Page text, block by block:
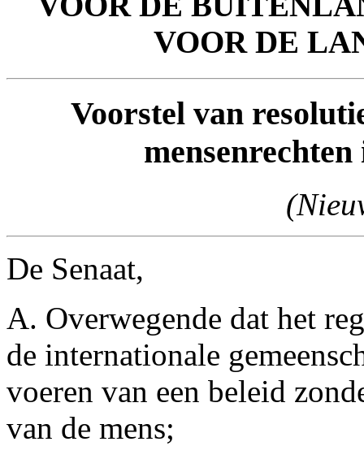
VOOR DE
Voorstel van
De Senaat,
A. Overwegende dat het
de internationale
voeren van een beleid
van de mens;